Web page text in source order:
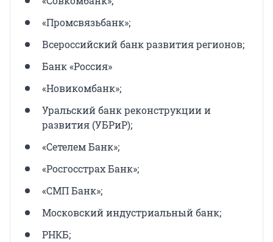
«Промсвязьбанк»;
Всероссийский банк развития регионов;
Банк «Россия»
«Новикомбанк»;
Уральский банк реконструкции и
развития (УБРиР);
«Сетелем Банк»;
«Росгосстрах Банк»;
«СМП Банк»;
Московский индустриальный банк;
РНКБ;